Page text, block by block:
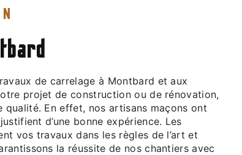
projet de construction ou de rénovation,
En effet, nos artisans maçons ont
d’une bonne expérience. Les
vos travaux dans les règles de l’art et
la réussite de nos chantiers avec